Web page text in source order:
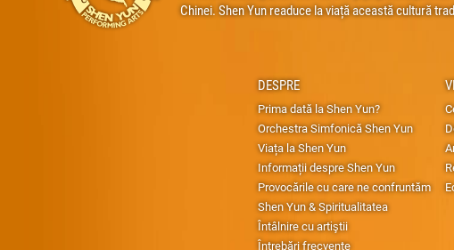
Chinei. Shen Yun readuce la viață această cultură
DESPRE
Prima dată la Shen Yun?
Orchestra Simfonică Shen Yun
Viața la Shen Yun
Informații despre Shen Yun
Provocările cu care ne confruntăm
Shen Yun & Spiritualitatea
Întâlnire cu artiştii
Întrebări frecvente